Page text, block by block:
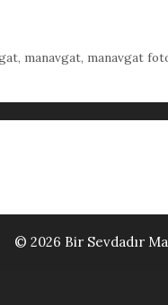
, manavgat, manavgat
© 2026 Bir Sevdadır